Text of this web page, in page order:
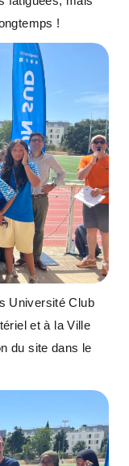
!
Université Club
et à la Ville
du site dans le